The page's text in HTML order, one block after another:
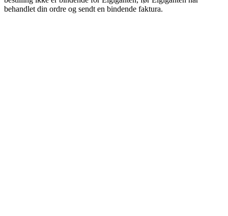
behandlet din ordre og sendt en bindende faktura.